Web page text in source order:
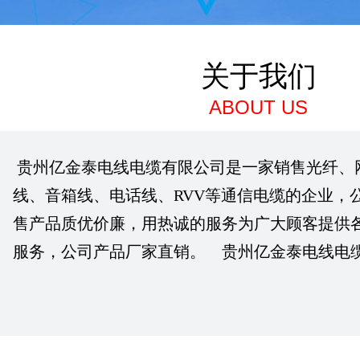
ABOUT US
贵州亿金泰电线电缆有限公司是一家销售光纤
线、音箱线、电话线、RVV等通信电缆的企业，
售产品质优价廉，用热诚的服务为广大顾客提供
服务，公司产品厂家直销。 贵州亿金泰电线电
关于我们